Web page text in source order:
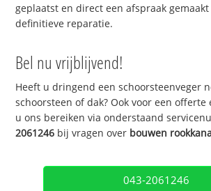
geplaatst en direct een afspraak gemaakt
definitieve reparatie.
Bel nu vrijblijvend!
Heeft u dringend een schoorsteenveger
schoorsteen of dak? Ook voor een
u ons bereiken via onderstaand
2061246 bij vragen over bouwen
043-2061246